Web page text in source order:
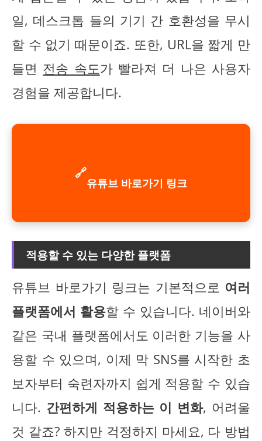
일, 데스크톱 들의 기기 간 호환성을 무시
할 수 없기 때문이죠. 또한, URL을 짧게 만
들면 전송 속도가 빨라져 더 나은 사용자
경험을 제공합니다.
🔗
유튜브 바로가기 링크
적용할 수 있는 다양한 플랫폼
유튜브 바로가기 링크는 기본적으로 여러
플랫폼에서 활용할 수 있습니다. 네이버와
같은 국내 플랫폼에서도 이러한 기능을 사
용할 수 있으며, 이제 막 SNS를 시작한 초
보자부터 숙련자까지 쉽게 적용할 수 있습
니다. 간편하게 적용하는 이 변화, 어려울
것 같죠? 하지만 걱정하지 마세요, 다 방법